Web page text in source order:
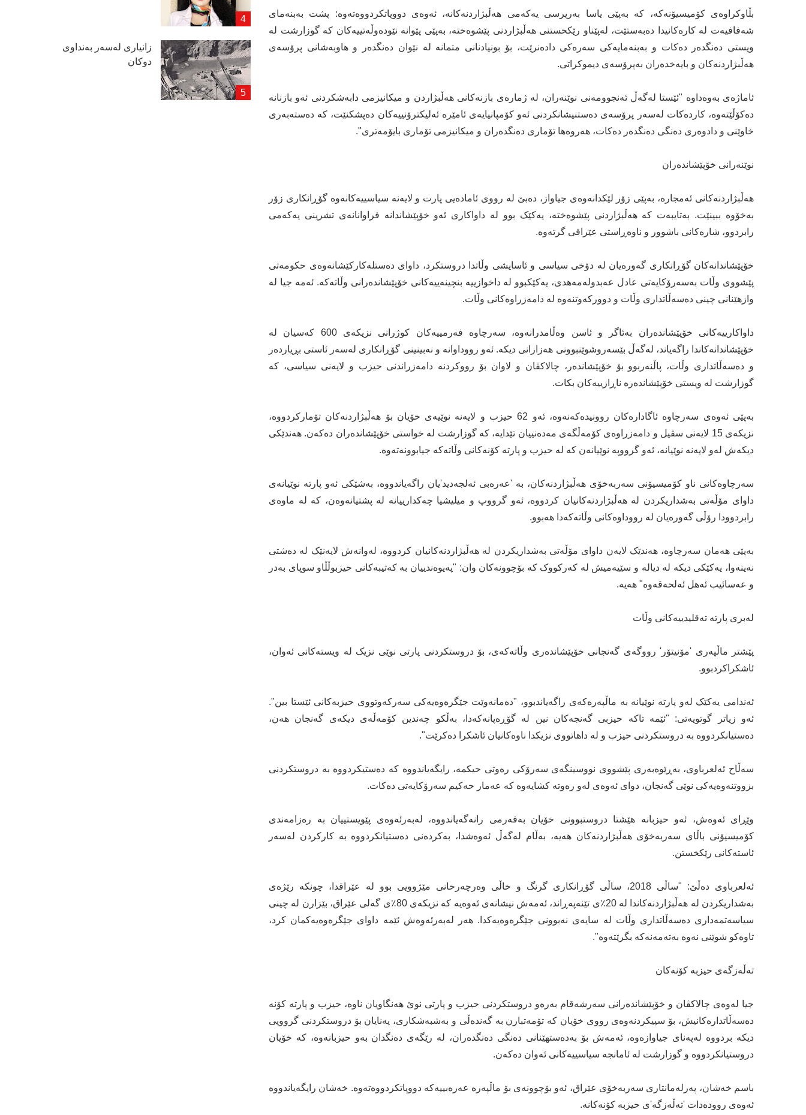
بڵاوکراوەی کۆمیسیۆنەکە، کە بەپێی یاسا بەرپرسی یەکەمی هەڵبژاردنەکانە، ئەوەی دووپاتکردووەتەوە: پشت بەبنەمای
شەفافیەت لە کارەکانیدا دەبەستێت، لەپێناو رێکخستنی هەڵبژاردنی پێشوەختە، بەپێی پێوانە نێودەوڵەتییەکان کە گوزارشت لە
ویستی دەنگدەر دەکات و بەبنەمایەکی سەرەکی دادەنرێت، بۆ بونیادنانی متمانە لە نێوان دەنگدەر و هاوبەشانی پرۆسەی
هەڵبژاردنەکان و بایەخدەران بەپرۆسەی دیموکراتی.
ئاماژەی بەوەداوە "ئێستا لەگەڵ ئەنجوومەنی نوێنەران، لە ژمارەی بازنەکانی هەڵبژاردن و میکانیزمی دابەشکردنی ئەو بازنانە
دەکۆڵێتەوە، کاردەکات لەسەر پرۆسەی دەستنیشانکردنی ئەو کۆمپانیایەی ئامێرە ئەلیکترۆنییەکان دەپشکنێت، کە دەستەبەری
خاوێنی و دادوەری دەنگی دەنگدەر دەکات، هەروەها تۆماری دەنگدەران و میکانیزمی تۆماری بایۆمەتری".
نوێنەرانی خۆپێشاندەران
هەڵبژاردنەکانی ئەمجارە، بەپێی زۆر لێکدانەوەی جیاواز، دەبێ لە رووی ئامادەیی پارت و لایەنە سیاسییەکانەوە گۆڕانکاری زۆر
بەخۆوە ببینێت. بەتایبەت کە هەڵبژاردنی پێشوەختە، یەکێک بوو لە داواکاری ئەو خۆپێشاندانە فراوانانەی تشرینی یەکەمی
رابردوو، شارەکانی باشوور و ناوەڕاستی عێراقی گرتەوە.
خۆپێشاندانەکان گۆڕانکاری گەورەیان لە دۆخی سیاسی و ئاسایشی وڵاتدا دروستکرد، داوای دەستلەکارکێشانەوەی حکومەتی
پێشووی وڵات بەسەرۆکایەتی عادل عەبدولەمەهدی، یەکێکبوو لە داخوازییە بنچینەییەکانی خۆپێشاندەرانی وڵاتەکە. ئەمە جیا لە
وازهێنانی چینی دەسەڵاتداری وڵات و دوورکەوتنەوە لە دامەزراوەکانی وڵات.
داواکارییەکانی خۆپێشاندەران بەئاگر و ئاسن وەڵامدرانەوە، سەرچاوە فەرمییەکان کوژرانی نزیکەی 600 کەسیان لە
خۆپێشاندانەکاندا راگەیاند، لەگەڵ بێسەروشوێنبوونی هەزارانی دیکە. ئەو رووداوانە و نەبینینی گۆڕانکاری لەسەر ئاستی بڕیاردەر
و دەسەڵاتداری وڵات، پاڵنەربوو بۆ خۆپێشاندەر، چالاکڤان و لاوان بۆ رووکردنە دامەزراندنی حیزب و لایەنی سیاسی، کە
گوزارشت لە ویستی خۆپێشاندەرە ناڕازییەکان بکات.
بەپێی ئەوەی سەرچاوە ئاگادارەکان روونیدەکەنەوە، ئەو 62 حیزب و لایەنە نوێیەی خۆیان بۆ هەڵبژاردنەکان تۆمارکردووە،
نزیکەی 15 لایەنی سڤیل و دامەزراوەی کۆمەڵگەی مەدەنییان تێدایە، کە گوزارشت لە خواستی خۆپێشاندەران دەکەن. هەندێکی
دیکەش لەو لایەنە نوێیانە، ئەو گرووپە نوێیانەن کە لە حیزب و پارتە کۆنەکانی وڵاتەکە جیابوونەتەوە.
سەرچاوەکانی ناو کۆمیسیۆنی سەربەخۆی هەڵبژاردنەکان، بە 'عەرەبی ئەلجەدید'یان راگەیاندووە، بەشێکی ئەو پارتە نوێیانەی
داوای مۆڵەتی بەشداریکردن لە هەڵبژاردنەکانیان کردووە، ئەو گرووپ و میلیشیا چەکدارییانە لە پشتیانەوەن، کە لە ماوەی
رابردوودا رۆڵی گەورەیان لە رووداوەکانی وڵاتەکەدا هەبوو.
بەپێی هەمان سەرچاوە، هەندێک لایەن داوای مۆڵەتی بەشداریکردن لە هەڵبژاردنەکانیان کردووە، لەوانەش لایەنێک لە دەشتی
نەینەوا، یەکێکی دیکە لە دیالە و سێیەمیش لە کەرکووک کە بۆچوونەکان وان: "پەیوەندییان بە کەتیبەکانی حیزبوڵڵاو سوپای بەدر
و عەسائیب ئەهل ئەلحەقەوە" هەیە.
لەبری پارتە تەقلیدییەکانی وڵات
پێشتر ماڵپەری 'مۆنیتۆر' رووگەی گەنجانی خۆپێشاندەری وڵاتەکەی، بۆ دروستکردنی پارتی نوێی نزیک لە ویستەکانی ئەوان،
ئاشکراکردبوو.
ئەندامی یەکێک لەو پارتە نوێیانە بە ماڵپەرەکەی راگەیاندبوو، "دەمانەوێت جێگرەوەیەکی سەرکەوتووی حیزبەکانی ئێستا بین".
ئەو زیاتر گوتویەتی: "ئێمە تاکە حیزبی گەنجەکان نین لە گۆڕەپانەکەدا، بەڵکو چەندین کۆمەڵەی دیکەی گەنجان هەن،
دەستیانکردووە بە دروستکردنی حیزب و لە داهاتووی نزیکدا ناوەکانیان ئاشکرا دەکرێت".
سەڵاح ئەلعرباوی، بەڕێوەبەری پێشووی نووسینگەی سەرۆکی رەوتی حیکمە، رایگەیاندووە کە دەستیکردووە بە دروستکردنی
بزووتنەوەیەکی نوێی گەنجان، دوای ئەوەی لەو رەوتە کشایەوە کە عەمار حەکیم سەرۆکایەتی دەکات.
وێڕای ئەوەش، ئەو حیزبانە هێشتا دروستبوونی خۆیان بەفەرمی رانەگەیاندووە، لەبەرئەوەی پێویستییان بە رەزامەندی
کۆمیسیۆنی باڵای سەربەخۆی هەڵبژاردنەکان هەیە، بەڵام لەگەڵ ئەوەشدا، بەکردەنی دەستیانکردووە بە کارکردن لەسەر
ئاستەکانی رێکخستن.
ئەلعرباوی دەڵێ: "ساڵی 2018، ساڵی گۆڕانکاری گرنگ و خاڵی وەرچەرخانی مێژوویی بوو لە عێراقدا، چونکە رێژەی
بەشداریکردن لە هەڵبژاردنەکاندا لە 20٪ی تێنەپەڕاند، ئەمەش نیشانەی ئەوەیە کە نزیکەی 80٪ی گەلی عێراق، بێزارن لە چینی
سیاسەتمەداری دەسەڵاتداری وڵات لە سایەی نەبوونی جێگرەوەیەکدا. هەر لەبەرئەوەش ئێمە داوای جێگرەوەیەکمان کرد،
تاوەکو شوێنی نەوە بەتەمەنەکە بگرێتەوە".
تەڵەزگەی حیزبە کۆنەکان
جیا لەوەی چالاکڤان و خۆپێشاندەرانی سەرشەقام بەرەو دروستکردنی حیزب و پارتی نوێ هەنگاویان ناوە، حیزب و پارتە کۆنە
دەسەڵاتدارەکانیش، بۆ سپیکردنەوەی رووی خۆیان کە تۆمەتبارن بە گەندەڵی و بەشبەشکاری، پەنایان بۆ دروستکردنی گرووپی
دیکە بردووە لەپەنای جیاوازەوە، ئەمەش بۆ بەدەستهێنانی دەنگی دەنگدەران، لە رێگەی دەنگدان بەو حیزبانەوە، کە خۆیان
دروستیانکردووە و گوزارشت لە ئامانجە سیاسییەکانی ئەوان دەکەن.
باسم خەشان، پەرلەمانتاری سەربەخۆی عێراق، ئەو بۆچوونەی بۆ ماڵپەرە عەرەبییەکە دووپاتکردووەتەوە. خەشان رایگەیاندووە
ئەوەی روودەدات 'تەڵەزگە'ی حیزبە کۆنەکانە.
زانیاری لەسەر بەنداوی
دوكان